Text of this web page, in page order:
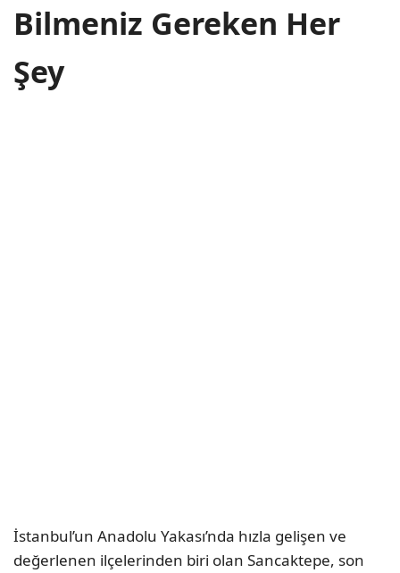
Bilmeniz Gereken Her
Şey
İstanbul’un Anadolu Yakası’nda hızla gelişen ve
değerlenen ilçelerinden biri olan Sancaktepe, son